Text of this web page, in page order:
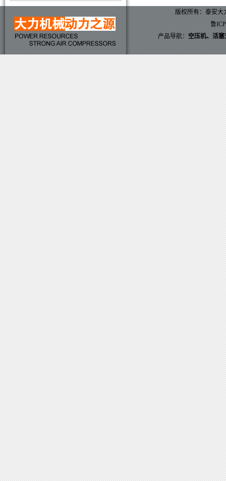
版权所有：泰安大
鲁
产品导航：
空压机、 活塞